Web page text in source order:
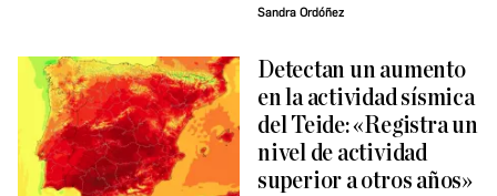
Sandra Ordóñez
Detectan un aumento
en la actividad sísmica
del Teide: «Registra un
nivel de actividad
superior a otros años»